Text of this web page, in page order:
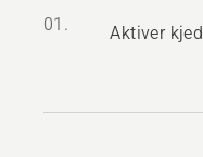
01. Aktiver